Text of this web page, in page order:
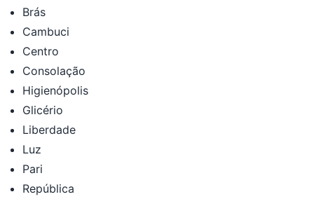
Brás
Cambuci
Centro
Consolação
Higienópolis
Glicério
Liberdade
Luz
Pari
República